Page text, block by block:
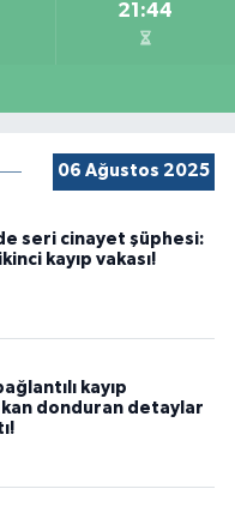
21:44
06 Ağustos 2025
seri cinayet şüphesi:
kayıp vakası!
kayıp
kan donduran detaylar